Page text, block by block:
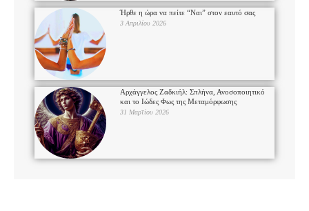
Ήρθε η ώρα να πείτε “Ναι” στον εαυτό σας
3 Απριλίου 2026
Αρχάγγελος Ζαδκιήλ: Σπλήνα, Ανοσοποιητικό
και το Ιώδες Φως της Μεταμόρφωσης
31 Μαρτίου 2026